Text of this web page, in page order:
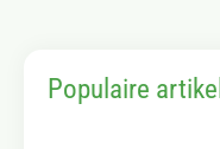
Populaire